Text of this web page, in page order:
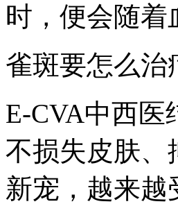
时，便会随着
雀斑要怎么治
E-CVA中西
不损失皮肤、
新宠，越来越